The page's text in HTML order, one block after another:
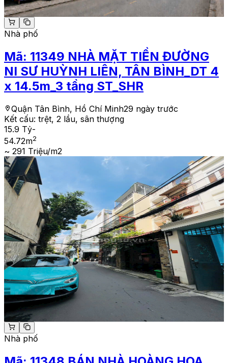
Nhà phố
Mã: 11349 NHÀ MẶT TIỀN ĐƯỜNG
NI SƯ HUỲNH LIÊN, TÂN BÌNH_DT 4
x 14.5m_3 tầng ST_SHR
Quận Tân Bình, Hồ Chí Minh29 ngày trước
Kết cấu: trệt, 2 lầu, sân thượng
15.9 Tỷ-
54.72m2
~ 291 Triệu/m2
Nhà phố